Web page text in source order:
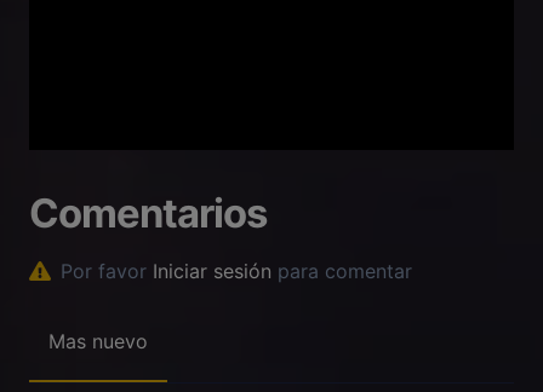
Comentarios
Por favor Iniciar sesión para comentar
Mas nuevo